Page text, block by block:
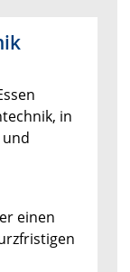
in
einen